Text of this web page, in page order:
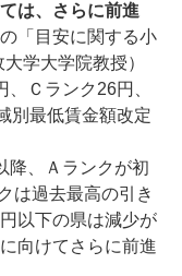
は、さらに前進
「目安に関する小
学大学院教授）
Ｃランク26円、
別最低賃金額改定
、Ａランクが初
は過去最高の引き
以下の県は減少が
向けてさらに前進